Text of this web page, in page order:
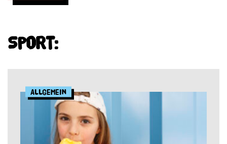
Sport:
Allgemein